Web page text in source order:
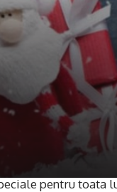
pentru toata